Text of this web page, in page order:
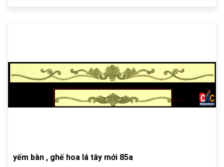
yếm bàn , ghế hoa lá tây mới 85a